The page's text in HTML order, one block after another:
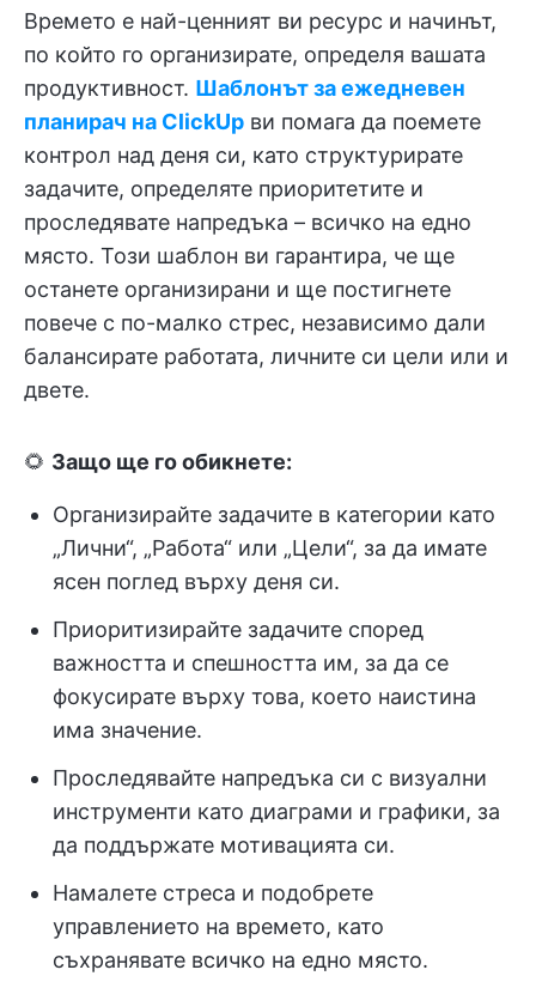
Времето е най-ценният ви ресурс и начинът,
по който го организирате, определя вашата
продуктивност. Шаблонът за ежедневен
планирач на ClickUp ви помага да поемете
контрол над деня си, като структурирате
задачите, определяте приоритетите и
проследявате напредъка – всичко на едно
място. Този шаблон ви гарантира, че ще
останете организирани и ще постигнете
повече с по-малко стрес, независимо дали
балансирате работата, личните си цели или и
двете.
🌻 Защо ще го обикнете:
Организирайте задачите в категории като
„Лични“, „Работа“ или „Цели“, за да имате
ясен поглед върху деня си.
Приоритизирайте задачите според
важността и спешността им, за да се
фокусирате върху това, което наистина
има значение.
Проследявайте напредъка си с визуални
инструменти като диаграми и графики, за
да поддържате мотивацията си.
Намалете стреса и подобрете
управлението на времето, като
съхранявате всичко на едно място.